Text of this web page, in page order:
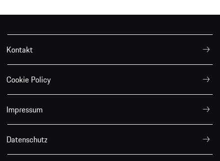
Kontakt
Cookie Policy
Impressum
Datenschutz